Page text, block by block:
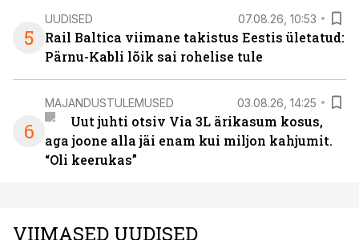
5
UUDISED 07.08.26, 10:53
Rail Baltica viimane takistus Eestis ületatud:
Pärnu-Kabli lõik sai rohelise tule
6
MAJANDUSTULEMUSED 03.08.26, 14:25
Uut juhti otsiv Via 3L ärikasum kosus,
aga joone alla jäi enam kui miljon kahjumit.
“Oli keerukas”
VIIMASED UUDISED